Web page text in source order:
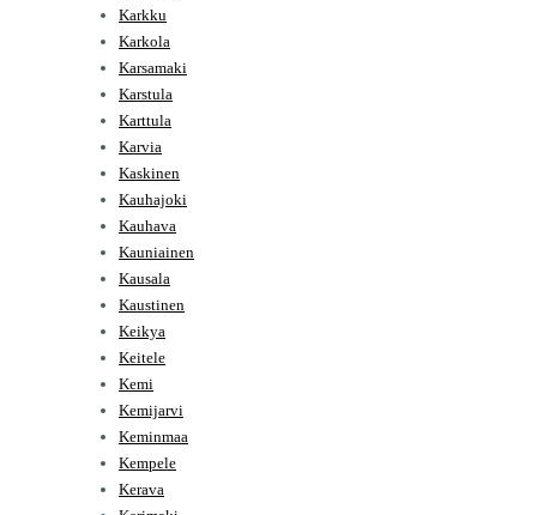
Karkku
Karkola
Karsamaki
Karstula
Karttula
Karvia
Kaskinen
Kauhajoki
Kauhava
Kauniainen
Kausala
Kaustinen
Keikya
Keitele
Kemi
Kemijarvi
Keminmaa
Kempele
Kerava